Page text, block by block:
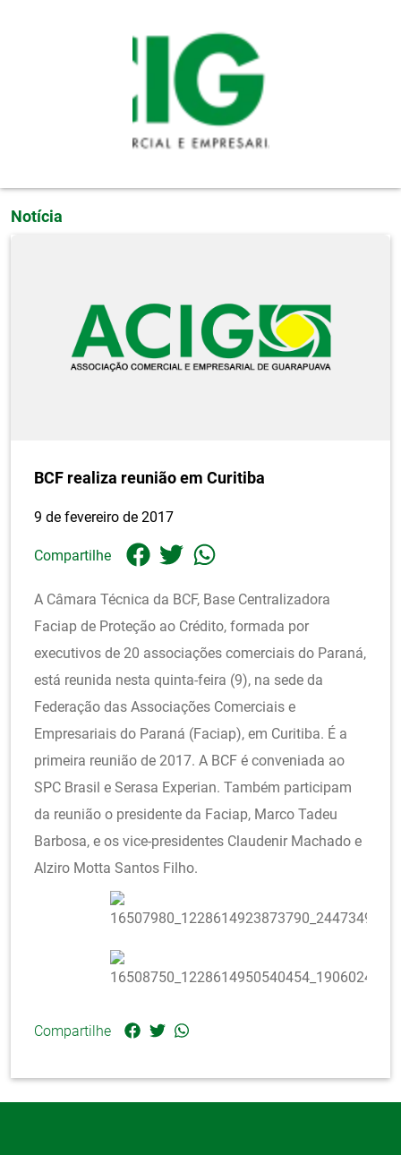
Notícia
BCF realiza reunião em Curitiba
9 de fevereiro de 2017
Compartilhe
A Câmara Técnica da BCF, Base Centralizadora
Faciap de Proteção ao Crédito, formada por
executivos de 20 associações comerciais do Paraná,
está reunida nesta quinta-feira (9), na sede da
Federação das Associações Comerciais e
Empresariais do Paraná (Faciap), em Curitiba. É a
primeira reunião de 2017. A BCF é conveniada ao
SPC Brasil e Serasa Experian. Também participam
da reunião o presidente da Faciap, Marco Tadeu
Barbosa, e os vice-presidentes Claudenir Machado e
Alziro Motta Santos Filho.
Compartilhe